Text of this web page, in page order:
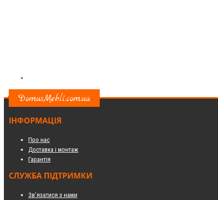
DomusMebli.com.ua
ІНФОРМАЦІЯ
Про нас
Доставка і монтаж
Гарантія
СЛУЖБА ПІДТРИМКИ
Зв’язатися з нами